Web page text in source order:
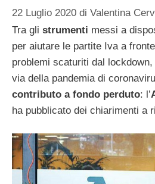
22 Luglio 2020 di Valentina
Tra gli strumenti messi a
per aiutare le partite Iva a
problemi scaturiti dal
via della pandemia di
contributo a fondo perduto: l’
ha pubblicato dei chiarimenti a